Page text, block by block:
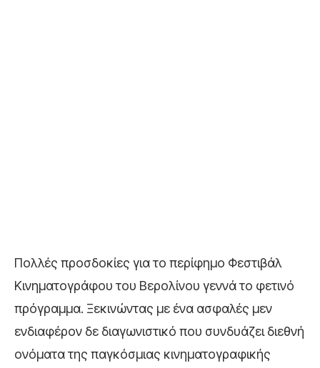
Πολλές προσδοκίες για το περίφημο Φεστιβάλ
Κινηματογράφου του Βερολίνου γεννά το φετινό
πρόγραμμα. Ξεκινώντας με ένα ασφαλές μεν
ενδιαφέρον δε διαγωνιστικό που συνδυάζει διεθνή
ονόματα της παγκόσμιας κινηματογραφικής